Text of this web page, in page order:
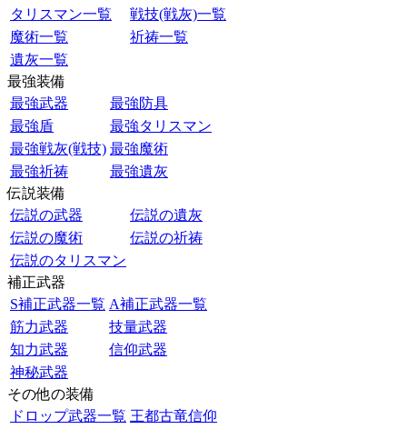
タリスマン一覧
戦技(戦灰)一覧
魔術一覧
祈祷一覧
遺灰一覧
最強装備
最強武器
最強防具
最強盾
最強タリスマン
最強戦灰(戦技) 最強魔術
最強祈祷
最強遺灰
伝説装備
伝説の武器
伝説の遺灰
伝説の魔術
伝説の祈祷
伝説のタリスマン
補正武器
S補正武器一覧 A補正武器一覧
筋力武器
技量武器
知力武器
信仰武器
神秘武器
その他の装備
ドロップ武器一覧 王都古竜信仰